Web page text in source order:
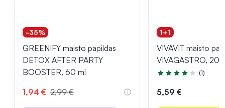
-35%
GREENIFY maisto papildas
DETOX AFTER PARTY
BOOSTER, 60 ml
1,94 € 2,99 €
1+1
VIVAVIT maisto
VIVAGASTRO, 20
Įvertinimas 4.0 iš 5
(1)
5,59 €